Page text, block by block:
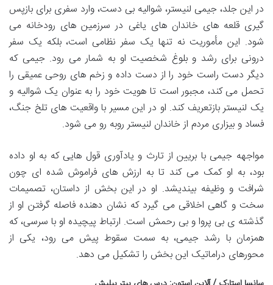
در این جلد، جیمی لنیستر، شوالیه بی دست، وارد سفری برای بازپس
گیری قلعه های خاندان های یاغی در سرزمین های رودخانه می
شود. این مأموریت نه تنها یک سفر نظامی است، بلکه یک سفر
درونی برای رشد و بلوغ شخصیت او به شمار می رود. جیمی که
دیگر دست راست خود را از دست داده و زخم های روحی عمیقی را
تحمل می کند، مجبور است تا هویت خود را به عنوان یک شوالیه و
یک لنیستر بازتعریف کند. او در این مسیر با واقعیت های تلخ جنگ،
فساد و بیزاری مردم از خاندان لنیستر روبه رو می شود.
مواجهه جیمی با بریین از تارث و یادآوری قول هایی که به او داده
بود، به او کمک می کند تا به ارزش های فراموش شده ای چون
شرافت و وظیفه بیندیشد. او در این بخش از داستان، تصمیمات
سخت و گاهی اخلاقی می گیرد که نشان دهنده فاصله گرفتن او از
گذشته ی بی پروا و بی رحمش است. ارتباط پیچیده او با سرسی، که
همزمان با رشد جیمی، به سمت سقوط پیش می رود، یکی از
محورهای دراماتیک این بخش را تشکیل می دهد.